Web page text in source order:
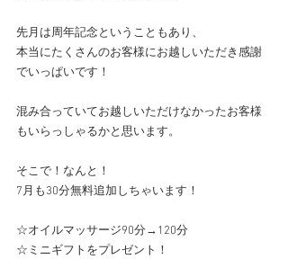
先月は周年記念ということもあり、
本当にたくさんのお客様にお越しいただき感謝
でいっぱいです！
混み合っていてお越しいただけなかったお客様
もいらっしゃるかと思います。
そこで！なんと！
7月も30分無料追加しちゃいます！
☆オイルマッサージ90分→120分
☆ミニギフトをプレゼント！